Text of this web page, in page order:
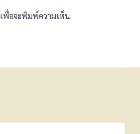
เพื่อจะพิมพ์ความเห็น